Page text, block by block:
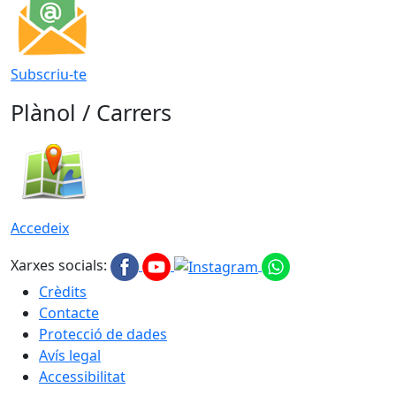
Subscriu-te
Plànol / Carrers
Accedeix
Xarxes socials:
Crèdits
Contacte
Protecció de dades
Avís legal
Accessibilitat